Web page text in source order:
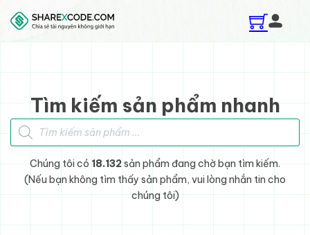
Skip to main content
Skip to footer
Tìm kiếm sản phẩm nhanh
Tìm kiếm sản phẩm
Chúng tôi có 18.132sản phẩm đang chờ bạn tìm kiếm.
(Nếu bạn không tìm thấy sản phẩm, vui lòng nhắn tin cho
chúng tôi)